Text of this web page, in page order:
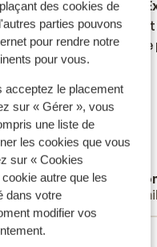
des cookies de
parties pouvons
pour rendre notre
pour vous.
acceptez le placement
sur « Gérer », vous
une liste de
les cookies que vous
sur « Cookies
autre que les
dans votre
modifier vos
21 févr. 2026
fin frukost
var det
restaurang
i staden, så
kolla
vår biljett
som fick ett
fick inte
fin frukost
var det
restaurang
i staden, så
9.3
Parfait
contre
Parfait
contre
avis